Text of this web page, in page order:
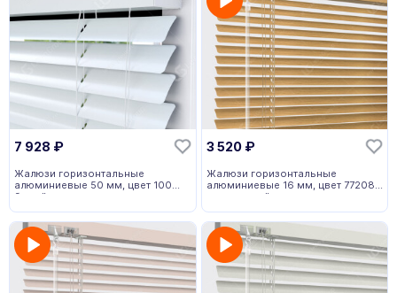
7 928 ₽
Жалюзи горизонтальные
алюминиевые 50 мм, цвет 100
белый
3 520 ₽
Жалюзи горизонтальные
алюминиевые 16 мм, цвет 772082
коричневый